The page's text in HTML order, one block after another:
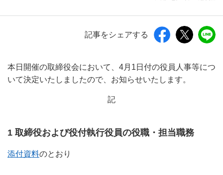
記事をシェアする
本日開催の取締役会において、4月1日付の役員人事等につ
いて決定いたしましたので、お知らせいたします。
記
1 取締役および役付執行役員の役職・担当職務
添付資料のとおり